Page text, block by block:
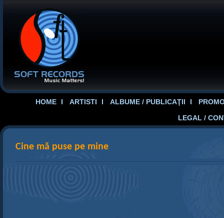
HOME ARTISTI ALBUME / PUBLICAŢII
LEGAL /
Cine mă puse pe mine